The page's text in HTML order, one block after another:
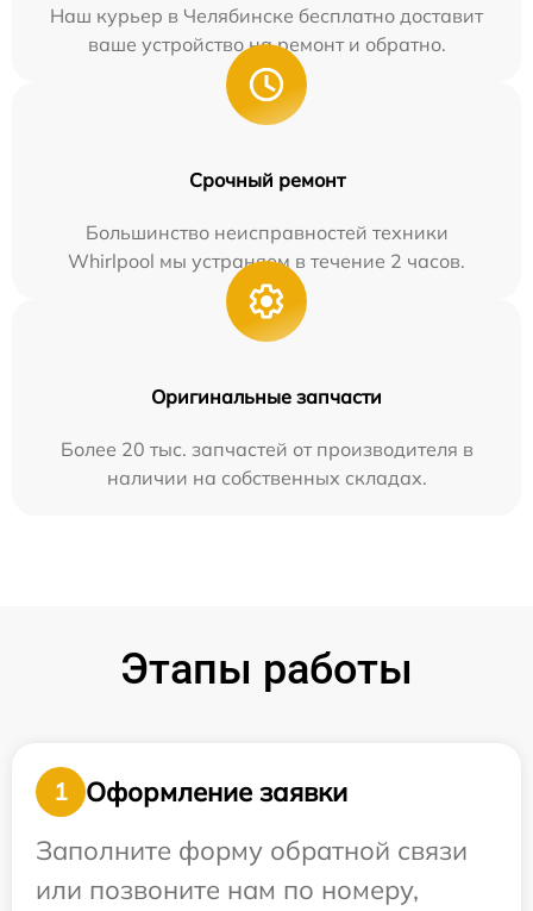
Наш курьер в Челябинске бесплатно доставит
ваше устройство на ремонт и обратно.
Срочный ремонт
Большинство неисправностей техники
Whirlpool мы устраняем в течение 2 часов.
Оригинальные запчасти
Более 20 тыс. запчастей от производителя в
наличии на собственных складах.
Этапы работы
1
Оформление заявки
Заполните форму обратной связи
или позвоните нам по номеру,